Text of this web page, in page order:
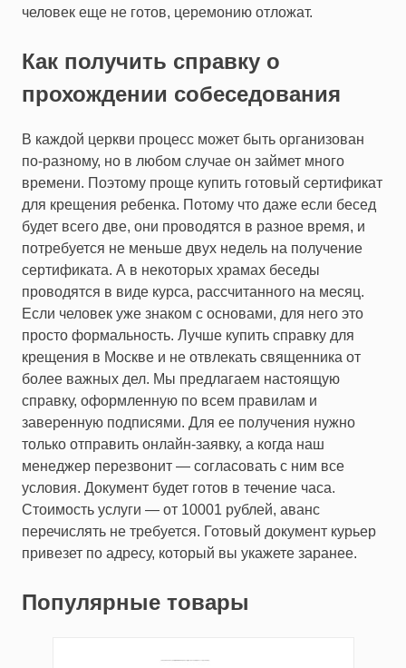
человек еще не готов, церемонию отложат.
Как получить справку о
прохождении собеседования
В каждой церкви процесс может быть организован
по-разному, но в любом случае он займет много
времени. Поэтому проще купить готовый сертификат
для крещения ребенка. Потому что даже если бесед
будет всего две, они проводятся в разное время, и
потребуется не меньше двух недель на получение
сертификата. А в некоторых храмах беседы
проводятся в виде курса, рассчитанного на месяц.
Если человек уже знаком с основами, для него это
просто формальность. Лучше купить справку для
крещения в Москве и не отвлекать священника от
более важных дел. Мы предлагаем настоящую
справку, оформленную по всем правилам и
заверенную подписями. Для ее получения нужно
только отправить онлайн-заявку, а когда наш
менеджер перезвонит — согласовать с ним все
условия. Документ будет готов в течение часа.
Стоимость услуги — от 10001 рублей, аванс
перечислять не требуется. Готовый документ курьер
привезет по адресу, который вы укажете заранее.
Популярные товары